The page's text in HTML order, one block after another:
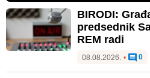
BIRODI:
predsednik
REM radi
08.08.2026. • 0